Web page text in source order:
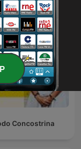
Concostrina